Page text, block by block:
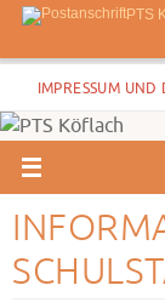
PTS
Zum
Inhalt
springen
IMPRESSUM UND